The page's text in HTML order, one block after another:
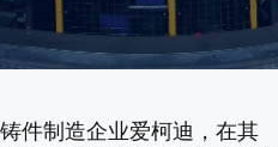
件制造企业爱柯迪，在其